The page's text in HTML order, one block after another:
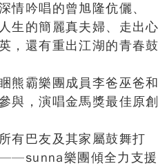
情吟唱的曾旭隆伉儷、
生的簡麗真夫婦、走出心
，還有重出江湖的青春鼓
熊霸樂團成員李爸巫爸和
與，演唱金馬獎最佳原創
有巴友及其家屬鼓舞打
樂團傾全力支援